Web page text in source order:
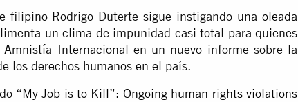
filipino Rodrigo Duterte sigue instigando una oleada
un clima de impunidad casi total para quienes
Internacional en un nuevo informe sobre la
los derechos humanos en el país.
“My Job is to Kill”: Ongoing human rights violations